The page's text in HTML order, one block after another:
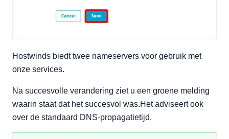
Hostwinds biedt twee nameservers voor gebruik met
onze services.
Na succesvolle verandering ziet u een groene melding
waarin staat dat het succesvol was.Het adviseert ook
over de standaard DNS-propagatietijd.